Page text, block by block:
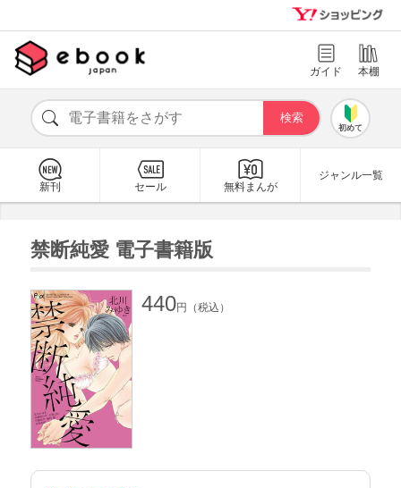
ガイド 本棚
初めて
新刊 セール 無料まんが
ジャンル一覧
禁断純愛 電子書籍版
440円（税込）